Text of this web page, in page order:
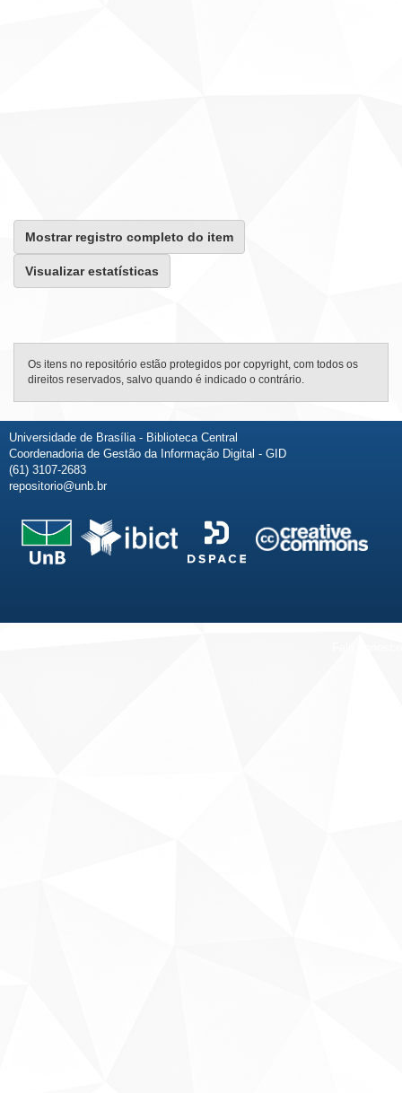
Mostrar registro completo do item
Visualizar estatísticas
Os itens no repositório estão protegidos por copyright, com todos os
direitos reservados, salvo quando é indicado o contrário.
Universidade de Brasília - Biblioteca Central
Coordenadoria de Gestão da Informação Digital - GID
(61) 3107-2683
repositorio@unb.br